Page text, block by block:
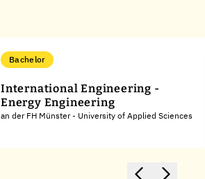
Bachelor
International Engineering -
Energy Engineering
an der FH Münster - University of Applied Sciences